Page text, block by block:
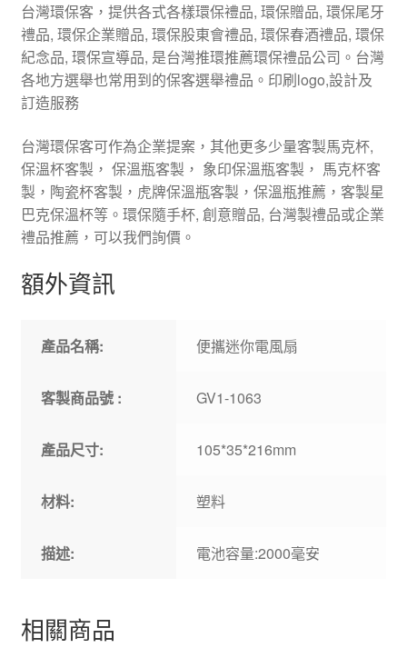
台灣環保客，提供各式各樣環保禮品, 環保贈品, 環保尾牙
禮品, 環保企業贈品, 環保股東會禮品, 環保春酒禮品, 環保
紀念品, 環保宣導品, 是台灣推環推薦環保禮品公司。台灣
各地方選舉也常用到的保客選舉禮品。印刷logo,設計及
訂造服務
台灣環保客可作為企業提案，其他更多少量客製馬克杯,
保溫杯客製， 保溫瓶客製， 象印保溫瓶客製， 馬克杯客
製，陶瓷杯客製，虎牌保溫瓶客製，保溫瓶推薦，客製星
巴克保溫杯等。環保隨手杯, 創意贈品, 台灣製禮品或企業
禮品推薦，可以我們詢價。
額外資訊
產品名稱: 便攜迷你電風扇
客製商品號 : GV1-1063
產品尺寸: 105*35*216mm
材料: 塑料
描述: 電池容量:2000毫安
相關商品